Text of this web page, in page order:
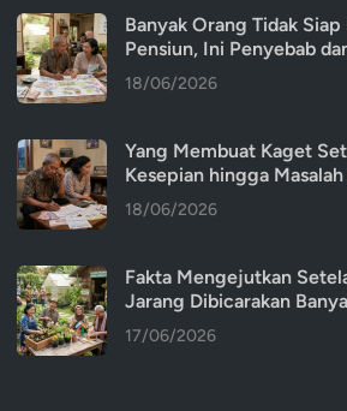
Banyak Orang Tidak
Pensiun, Ini Penyebab
18/06/2026
Yang Membuat Kaget
Kesepian hingga
18/06/2026
Fakta Mengejutkan
Jarang Dibicarakan
17/06/2026